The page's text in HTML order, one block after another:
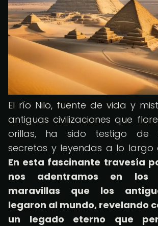
El río Nilo, fuente de vida y
antiguas civilizaciones que
orillas, ha sido testigo de
secretos y leyendas a lo largo
En esta fascinante travesía
nos adentramos en los
maravillas que los
legaron al mundo, revelando
un legado eterno que